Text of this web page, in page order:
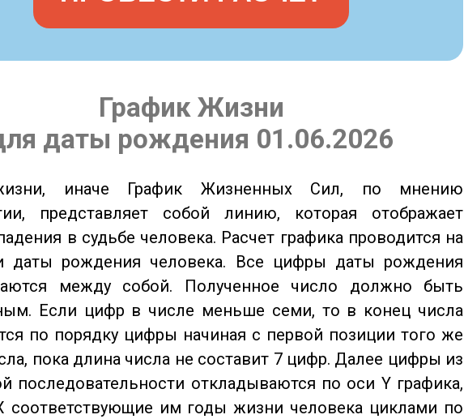
График Жизни
даты рождения 01.06.2026
иначе График Жизненных Сил, по мнению
представляет собой линию, которая отображает
в судьбе человека. Расчет графика проводится на
даты рождения человека. Все цифры даты рождения
между собой. Полученное число должно быть
Если цифр в числе меньше семи, то в конец числа
по порядку цифры начиная с первой позиции того же
пока длина числа не составит 7 цифр. Далее цифры из
последовательности откладываются по оси Y графика,
соответствующие им годы жизни человека циклами по